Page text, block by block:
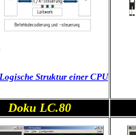
Logische Struktur einer CPU
Doku LC.80